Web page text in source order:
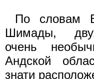
По словам
Шимады,
очень
Андской
знати